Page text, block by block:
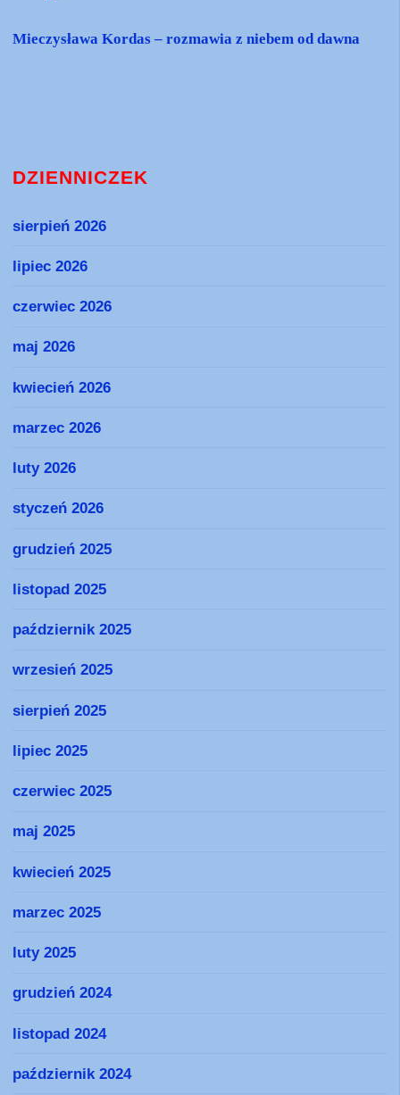
Mieczysława Kordas – rozmawia z niebem od dawna
DZIENNICZEK
sierpień 2026
lipiec 2026
czerwiec 2026
maj 2026
kwiecień 2026
marzec 2026
luty 2026
styczeń 2026
grudzień 2025
listopad 2025
październik 2025
wrzesień 2025
sierpień 2025
lipiec 2025
czerwiec 2025
maj 2025
kwiecień 2025
marzec 2025
luty 2025
grudzień 2024
listopad 2024
październik 2024